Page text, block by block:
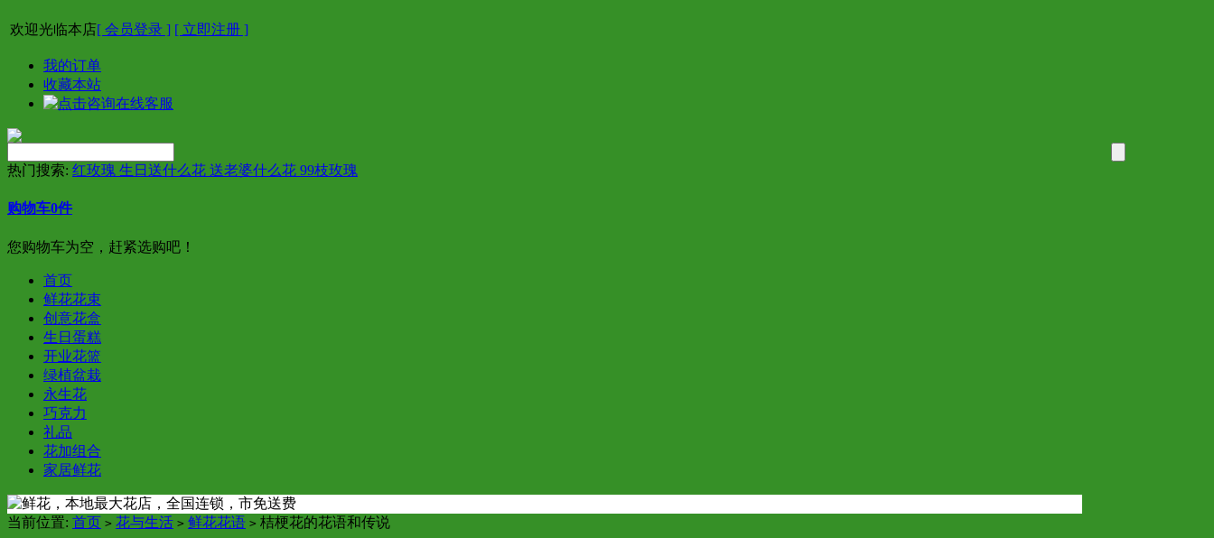
欢迎光临本店[ 会员登录 ] [ 立即注册 ]
我的订单
收藏本站
热门搜索: 红玫瑰 生日送什么花 送老婆什么花 99枝玫瑰
购物车0件
您购物车为空，赶紧选购吧！
首页
鲜花花束
创意花盒
生日蛋糕
开业花篮
绿植盆栽
永生花
巧克力
礼品
花加组合
家居鲜花
当前位置: 首页 > 花与生活 > 鲜花花语 > 桔梗花的花语和传说